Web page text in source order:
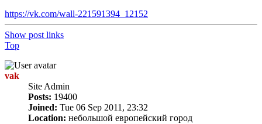
https://vk.com/wall-221591394_12152
Show post links
Top
vak
Site Admin
Posts: 19400
Joined: Tue 06 Sep 2011, 23:32
Location: небольшой европейский город